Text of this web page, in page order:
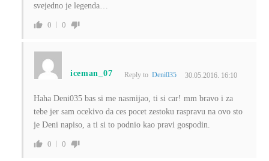
svejedno je legenda…
0 0
iceman_07 Reply toDeni035 30.05.2016. 16:10
Haha Deni035 bas si me nasmijao, ti si car! mm bravo i za
tebe jer sam ocekivo da ces pocet zestoku raspravu na ovo sto
je Deni napiso, a ti si to podnio kao pravi gospodin.
0 0